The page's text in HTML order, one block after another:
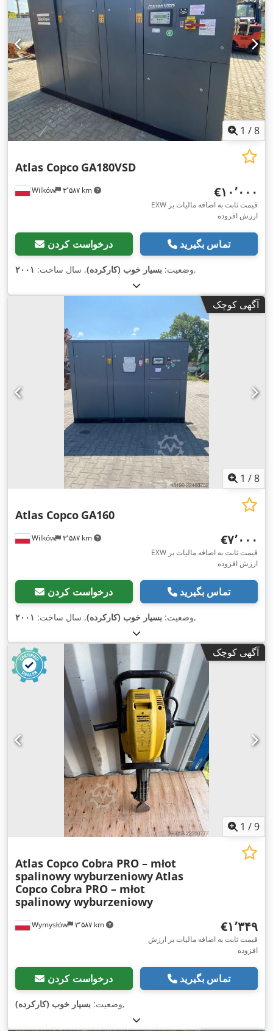
1 /8
Wilków ۳٬۵۸۷ km
Atlas Copco GA180VSD
‎€۱۰٬۰۰۰
EXW قیمت ثابت به اضافه مالیات بر
ارزش افزوده
درخواست کردن تماس بگیرید
وضعیت: بسیار خوب (کارکرده), سال ساخت: ۲۰۰۱ ,
آگهی کوچک
1 /8
Wilków ۳٬۵۸۷ km
Atlas Copco GA160
‎€۷٬۰۰۰
EXW قیمت ثابت به اضافه مالیات بر
ارزش افزوده
درخواست کردن تماس بگیرید
وضعیت: بسیار خوب (کارکرده), سال ساخت: ۲۰۰۱ ,
آگهی کوچک
1 /9
Wymysłów ۳٬۵۸۷ km
Atlas Copco Cobra PRO – młot
spalinowy wyburzeniowyAtlas
Copco Cobra PRO – młot
spalinowy wyburzeniowy
‎€۱٬۳۴۹
قیمت ثابت به اضافه مالیات بر ارزش
افزوده
درخواست کردن تماس بگیرید
وضعیت: بسیار خوب (کارکرده) ,